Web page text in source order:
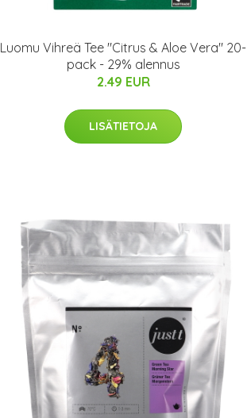
Luomu Vihreä Tee "Citrus & Aloe Vera" 20-
pack - 29% alennus
2.49 EUR
LISÄTIETOJA